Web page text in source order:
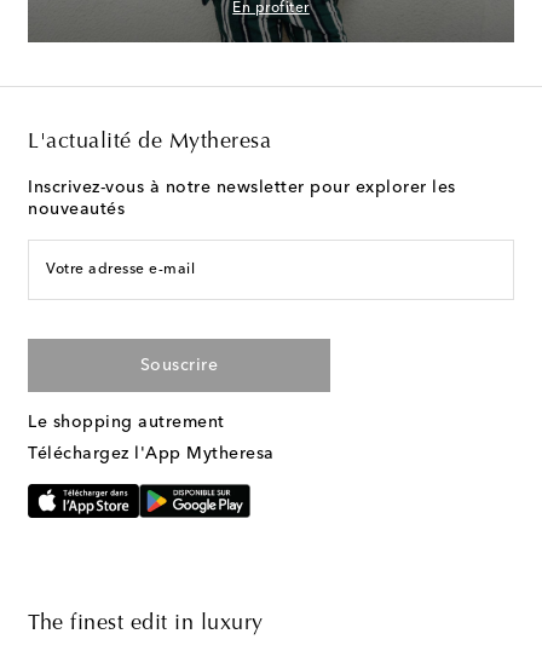
En profiter
L'actualité de Mytheresa
Inscrivez-vous à notre newsletter pour explorer les
nouveautés
Votre adresse e-mail
Souscrire
Le shopping autrement
Téléchargez l'App Mytheresa
The finest edit in luxury